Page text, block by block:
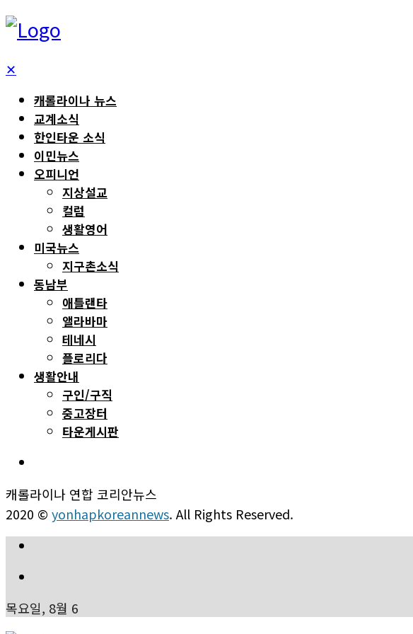
✕
캐롤라이나 뉴스
교계소식
한인타운 소식
이민뉴스
오피니언
지상설교
컬럼
생활영어
미국뉴스
지구촌소식
동남부
애틀랜타
앨라바마
테네시
플로리다
생활안내
구인/구직
중고장터
타운게시판
캐롤라이나 연합 코리안뉴스
2020 © yonhapkoreannews. All Rights Reserved.
목요일, 8월 6